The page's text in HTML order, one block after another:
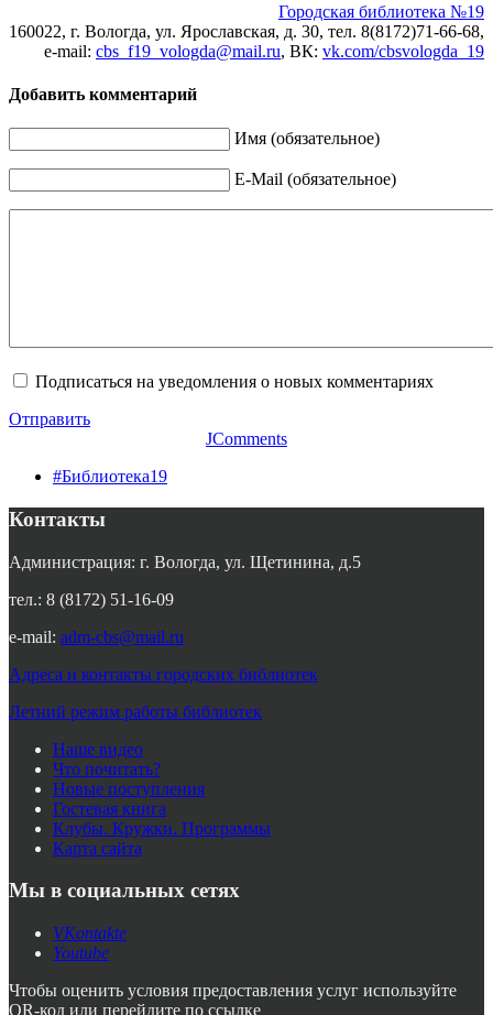
Городская библиотека №19
160022, г. Вологда, ул. Ярославская, д. 30, тел. 8(8172)71-66-68,
e-mail: cbs_f19_vologda@mail.ru, ВК: vk.com/cbsvologda_19
Добавить комментарий
Имя (обязательное)
E-Mail (обязательное)
Подписаться на уведомления о новых комментариях
Отправить
JComments
#Библиотека19
Контакты
Администрация: г. Вологда, ул. Щетинина, д.5
тел.: 8 (8172) 51-16-09
e-mail: adm-cbs@mail.ru
Адреса и контакты городских библиотек
Летний режим работы библиотек
Наше видео
Что почитать?
Новые поступления
Гостевая книга
Клубы. Кружки. Программы
Карта сайта
Мы в социальных сетях
VKontakte
Youtube
Чтобы оценить условия предоставления услуг используйте
QR-код или перейдите по ссылке